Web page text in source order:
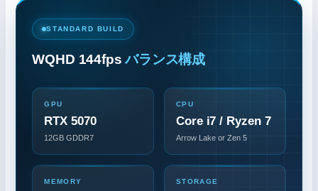
STANDARD BUILD
WQHD 144fpsバランス構成
GPU
RTX 5070
12GB GDDR7
CPU
Core i7 / Ryzen 7
Arrow Lake or Zen 5
MEMORY STORAGE